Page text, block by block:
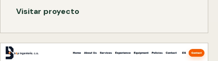
Visitar proyecto